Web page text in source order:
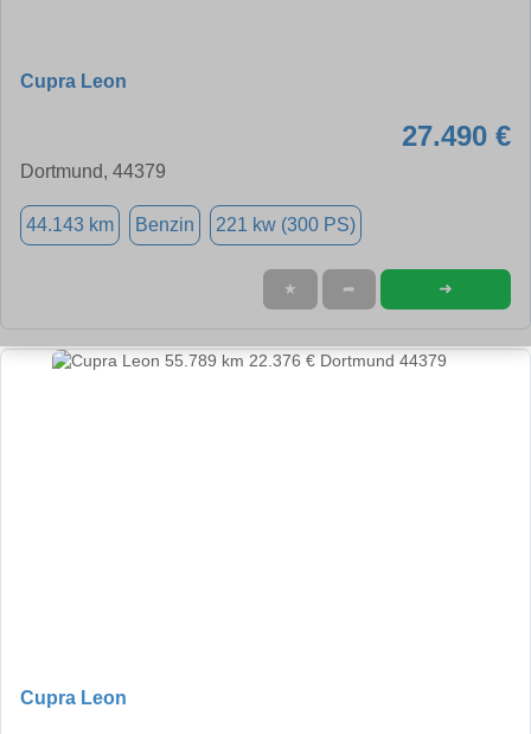
Cupra Leon
27.490 €
Dortmund, 44379
44.143 km Benzin 221 kw (300 PS)
★ ➦ ➜
Cupra Leon